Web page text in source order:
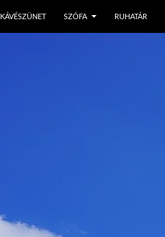
KÁVÉSZÜNET SZÓFA RUHATÁR